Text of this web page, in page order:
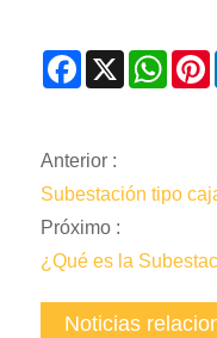
Facebook
X
Anterior :
Subestación tipo
Próximo :
¿Qué es la
Noticias